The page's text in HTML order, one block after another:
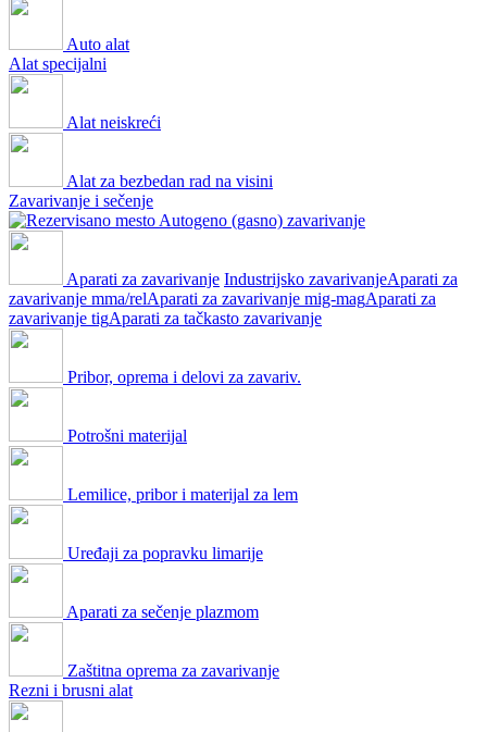
Auto alat
Alat specijalni
Alat neiskreći
Alat za bezbedan rad na visini
Zavarivanje i sečenje
Autogeno (gasno) zavarivanje
Aparati za zavarivanje Industrijsko zavarivanjeAparati za
zavarivanje mma/relAparati za zavarivanje mig-magAparati za
zavarivanje tigAparati za tačkasto zavarivanje
Pribor, oprema i delovi za zavariv.
Potrošni materijal
Lemilice, pribor i materijal za lem
Uređaji za popravku limarije
Aparati za sečenje plazmom
Zaštitna oprema za zavarivanje
Rezni i brusni alat